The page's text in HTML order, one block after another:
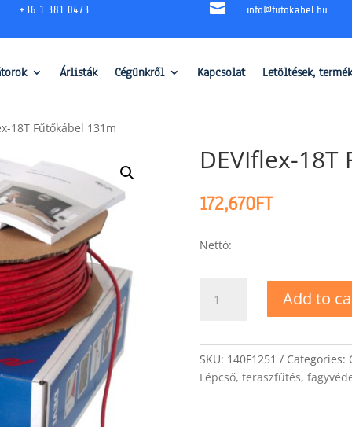
+36 1 381 0473  info@futokabel.hu
Árlisták Cégünkről Kapcsolat Letöltések,
18T Fűtőkábel 131m
DEVIflex-
172,670FT
Nettó:
18T
quantity
Add to
SKU: 140F1251 Categories:
Lépcső, teraszfűtés,